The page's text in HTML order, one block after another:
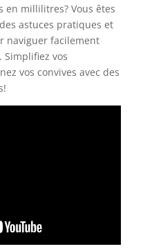
en millilitres? Vous êtes
astuces pratiques et
naviguer facilement
vos
vos convives avec des